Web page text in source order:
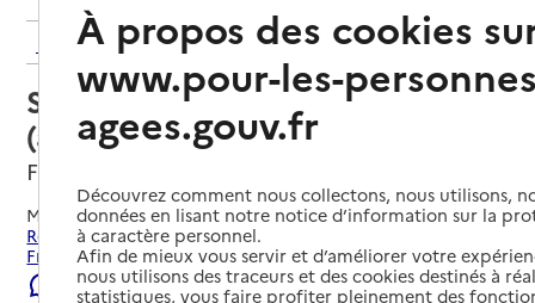
Retour aux résultats de l'annuaire
Service autonomie à domicile
(aide) – La Fée castor
Francheville, METROPOLE DE LYON
Mis à jour le22/07/2026
Rechercher les établissements et services autour de
Francheville.
Signaler une erreur
À propos des cookies
www.pour-les-
agees.gouv.fr
Découvrez comment nous collectons, nous utilisons,
données en lisant notre notice d’information sur la
à caractère personnel.
Afin de mieux vous servir et d’améliorer votre
nous utilisons des traceurs et des cookies destinés à
statistiques, vous faire profiter pleinement des